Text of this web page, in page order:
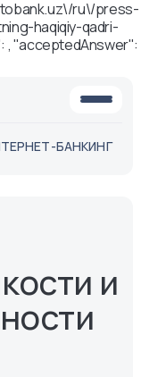
ru\/press-
haqiqiy-qadri-
, "acceptedAnswer":
БАНКИНГ
и